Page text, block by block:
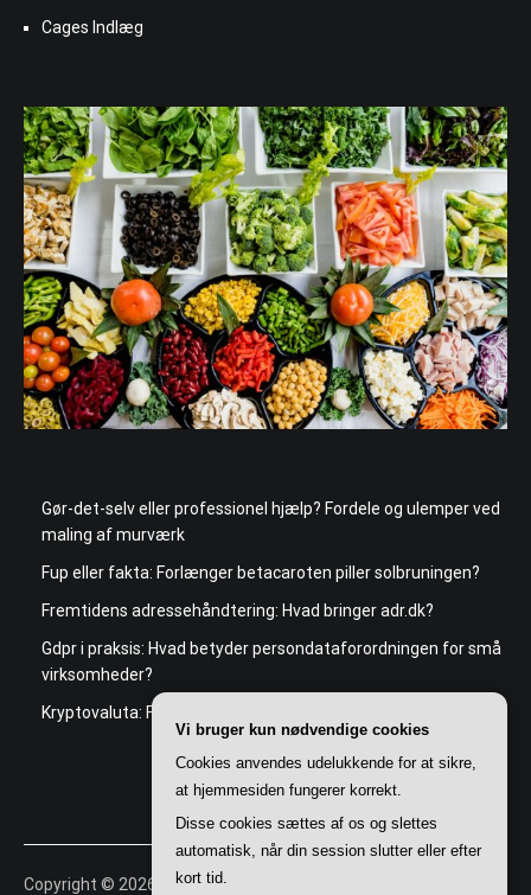
Cages Indlæg
Gør-det-selv eller professionel hjælp? Fordele og ulemper ved
maling af murværk
Fup eller fakta: Forlænger betacaroten piller solbruningen?
Fremtidens adressehåndtering: Hvad bringer adr.dk?
Gdpr i praksis: Hvad betyder persondataforordningen for små
virksomheder?
Kryptovaluta: Fremtidens penge eller farlig spekulation?
Copyright © 2026 Cage. All rights reserved. Theme:
Vi bruger kun nødvendige cookies
Cookies anvendes udelukkende for at sikre,
at hjemmesiden fungerer korrekt.
Disse cookies sættes af os og slettes
automatisk, når din session slutter eller efter
kort tid.